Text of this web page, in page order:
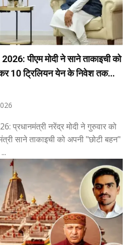
पीएम मोदी ने साने ताकाइची को
10 ट्रिलियन येन के निवेश तक…
नरेंद्र मोदी ने गुरुवार को
साने ताकाइची को अपनी "छोटी बहन"